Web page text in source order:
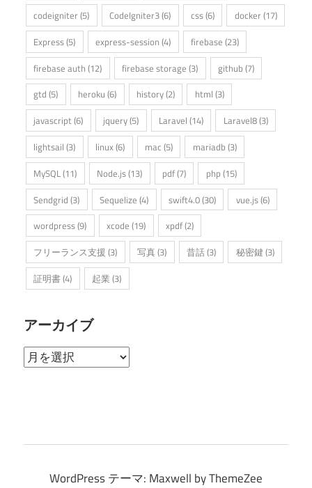
codeigniter (5) CodeIgniter3(6) css(6) docker (17)
Express(5) express-session (4) firebase (23)
firebase auth (12) firebase storage (3) github (7)
gtd (5) heroku (6) history(2) html (3)
javascript(6) jquery(5) Laravel (14) Laravel8(3)
lightsail (3) linux(6) mac (5) mariadb (3)
MySQL(11) Node.js(13) pdf(7) php(15)
Sendgrid (3) Sequelize (4) swift4.0(30) vue.js(6)
wordpress(9) xcode (19) xpdf(2)
フリーランス支援 (3) 写真(3) 昔話(3) 秘密鍵 (3)
証明書(4) 起業 (3)
アーカイブ
ア
WordPress テーマ: Maxwell by ThemeZee